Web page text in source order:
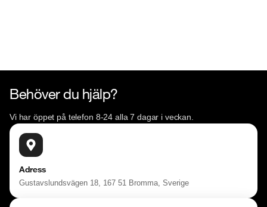
Behöver du hjälp?
Vi har öppet på telefon 8-24 alla 7 dagar i veckan.
Adress
Gustavslundsvägen 18, 167 51 Bromma, Sverige